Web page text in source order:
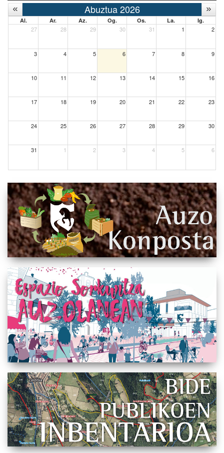
Abuztua 2026
Al. Ar. Az. Og. Os. La. Ig.
27 28 29 30 31 1 2
3 4 5 6 7 8 9
10 11 12 13 14 15 16
17 18 19 20 21 22 23
24 25 26 27 28 29 30
31 1 2 3 4 5 6